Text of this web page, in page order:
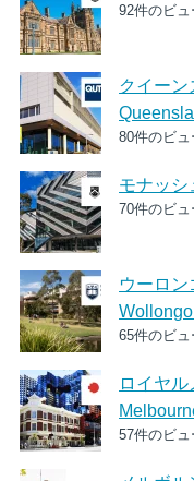
92件のビュ
クイーン
80件のビュ
モナッ
70件のビュ
ウーロ
65件のビュ
ロイヤ
57件のビュ